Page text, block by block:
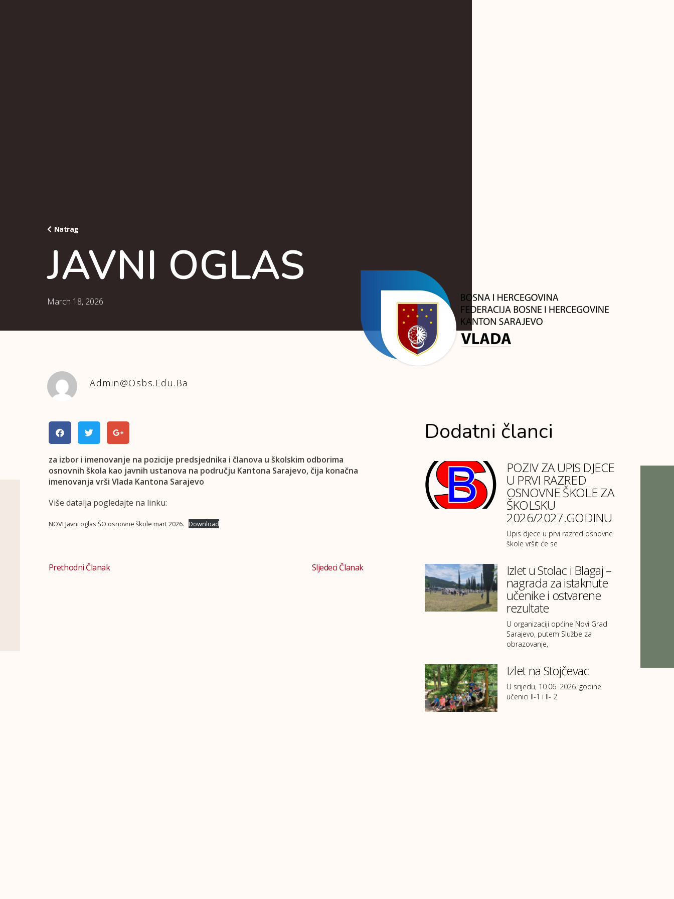
Natrag
JAVNI OGLAS
March 18, 2026
Admin@osbs.edu.ba
za izbor i imenovanje na pozicije predsjednika i članova u školskim odborima
osnovnih škola kao javnih ustanova na području Kantona Sarajevo, čija konačna
imenovanja vrši Vlada Kantona Sarajevo
Više datalja pogledajte na linku:
NOVI Javni oglas ŠO osnovne škole mart 2026. Download
Prethodni Članak Sljedeci Članak
Dodatni članci
POZIV ZA UPIS DJECE
U PRVI RAZRED
OSNOVNE ŠKOLE ZA
ŠKOLSKU
2026/2027.GODINU
Upis djece u prvi razred osnovne
škole vršit će se
Izlet u Stolac i Blagaj –
nagrada za istaknute
učenike i ostvarene
rezultate
U organizaciji općine Novi Grad
Sarajevo, putem Službe za
obrazovanje,
Izlet na Stojčevac
U srijedu, 10.06. 2026. godine
učenici II-1 i II- 2